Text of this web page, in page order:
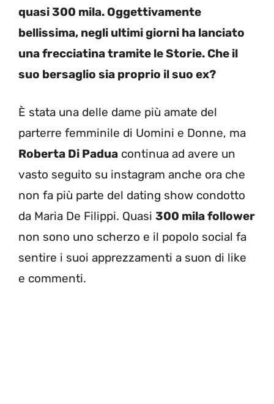
quasi 300 mila. Oggettivamente
bellissima, negli ultimi giorni ha lanciato
una frecciatina tramite le Storie. Che il
suo bersaglio sia proprio il suo ex?
È stata una delle dame più amate del
parterre femminile di Uomini e Donne, ma
Roberta Di Padua continua ad avere un
vasto seguito su instagram anche ora che
non fa più parte del dating show condotto
da Maria De Filippi. Quasi 300 mila follower
non sono uno scherzo e il popolo social fa
sentire i suoi apprezzamenti a suon di like
e commenti.